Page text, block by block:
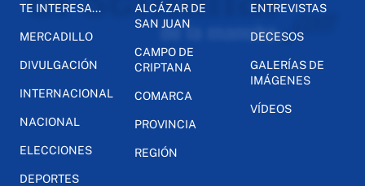
TE INTERESA...
MERCADILLO
DIVULGACIÓN
INTERNACIONAL
NACIONAL
ELECCIONES
DEPORTES
ALCÁZAR DE
SAN JUAN
CAMPO DE
CRIPTANA
COMARCA
PROVINCIA
REGIÓN
ENTREVISTAS
DECESOS
GALERÍAS DE
IMÁGENES
VÍDEOS